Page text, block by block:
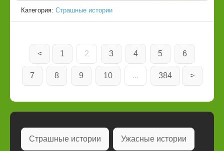
Категория: Страшные истории
< 1 2 3 4 5 6
7 8 9 10 ... 384 >
Страшные истории Ужасные истории